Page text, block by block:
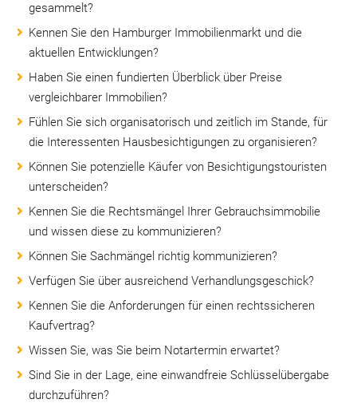
gesammelt?
Kennen Sie den Hamburger Immobilienmarkt und die
aktuellen Entwicklungen?
Haben Sie einen fundierten Überblick über Preise
vergleichbarer Immobilien?
Fühlen Sie sich organisatorisch und zeitlich im Stande, für
die Interessenten Hausbesichtigungen zu organisieren?
Können Sie potenzielle Käufer von Besichtigungstouristen
unterscheiden?
Kennen Sie die Rechtsmängel Ihrer Gebrauchsimmobilie
und wissen diese zu kommunizieren?
Können Sie Sachmängel richtig kommunizieren?
Verfügen Sie über ausreichend Verhandlungsgeschick?
Kennen Sie die Anforderungen für einen rechtssicheren
Kaufvertrag?
Wissen Sie, was Sie beim Notartermin erwartet?
Sind Sie in der Lage, eine einwandfreie Schlüsselübergabe
durchzuführen?